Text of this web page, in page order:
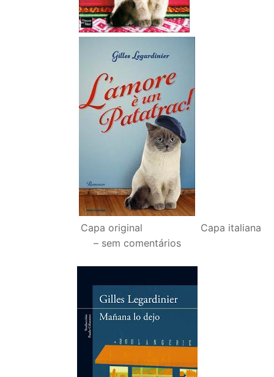
Capa original Capa italiana
– sem comentários